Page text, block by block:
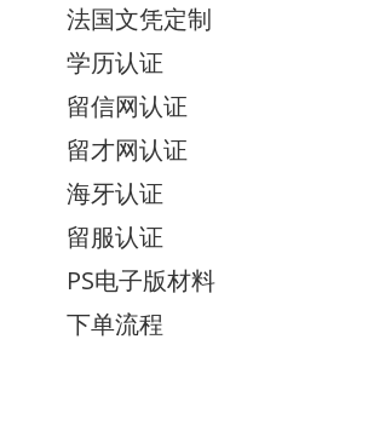
法国文凭定制
学历认证
留信网认证
留才网认证
海牙认证
留服认证
PS电子版材料
下单流程